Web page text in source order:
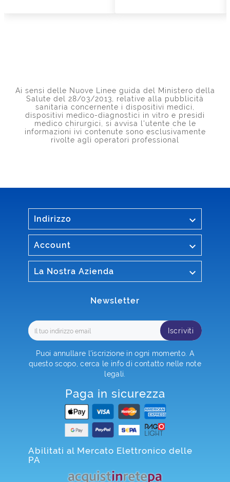
Ai sensi delle Nuove Linee guida del Ministero della
Salute del 28/03/2013, relative alla pubblicità
sanitaria concernente i dispositivi medici,
dispositivi medico-diagnostici in vitro e presidi
medico chirurgici, si avvisa l'utente che le
informazioni ivi contenute sono esclusivamente
rivolte agli operatori professional
Indirizzo 
Account 
La Nostra Azienda 
Newsletter
Iscriviti
Puoi annullare l'iscrizione in ogni momento. A
questo scopo, cerca le info di contatto nelle note
legali.
Paga in sicurezza
Abilitati al Mercato Elettronico delle
PA